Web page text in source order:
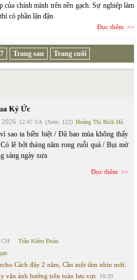
của chính mình trên nền gạch. Sự nghiệp làm
có phần lận đận.
Đọc thêm
7 Trang sau Trang cuối
Ký Ức
2026 12:47 SA (Xem: 122) Hoàng Thị Bích Hà
sao ta biền biệt / Đã bao mùa không thấy
lẽ bởi tháng năm rong ruỗi quá / Bụi mờ
sáng ngày xưa
Đọc thêm
CH Trần Kiêm Đoàn
Cách đây 2 năm, Cần một tầm nhìn mới:
văn ảnh hưởng trên toàn lưu vực 10:29